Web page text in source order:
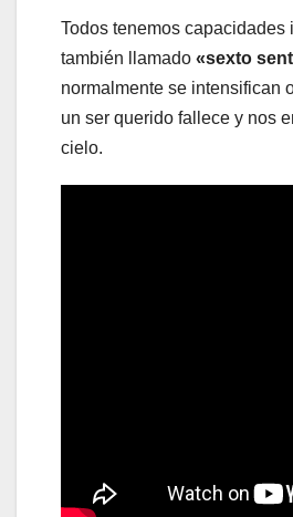
Todos tenemos capacidades
también llamado «sexto
normalmente se intensifican
un ser querido fallece y nos
cielo.